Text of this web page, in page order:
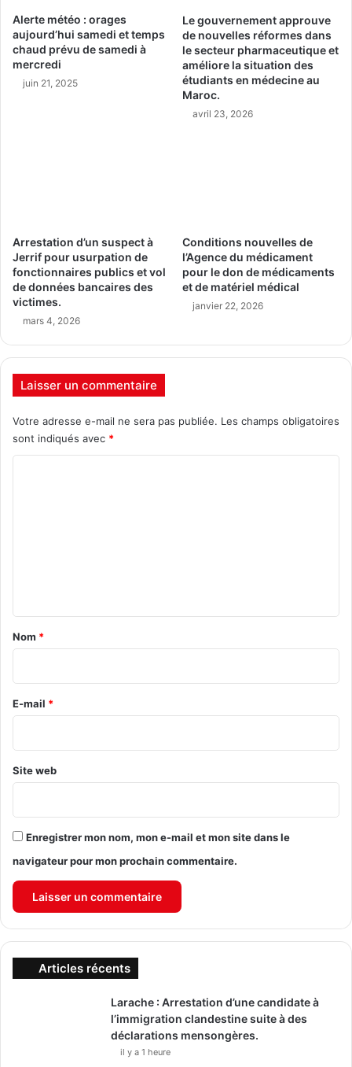
Alerte météo : orages
aujourd’hui samedi et temps
chaud prévu de samedi à
mercredi
juin 21, 2025
Le gouvernement approuve
de nouvelles réformes dans
le secteur pharmaceutique et
améliore la situation des
étudiants en médecine au
Maroc.
avril 23, 2026
Arrestation d’un suspect à
Jerrif pour usurpation de
fonctionnaires publics et vol
de données bancaires des
victimes.
mars 4, 2026
Conditions nouvelles de
l’Agence du médicament
pour le don de médicaments
et de matériel médical
janvier 22, 2026
Laisser un commentaire
Votre adresse e-mail ne sera pas publiée. Les champs obligatoires
sont indiqués avec *
a
i
r
e
Nom *
E-mail *
Site web
Enregistrer mon nom, mon e-mail et mon site dans le
navigateur pour mon prochain commentaire.
Articles récents
Larache : Arrestation d’une candidate à
l’immigration clandestine suite à des
déclarations mensongères.
il y a 1 heure